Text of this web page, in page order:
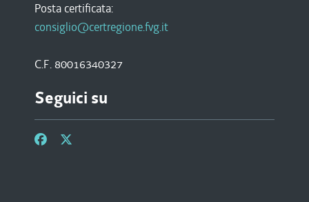
Posta certificata:
consiglio@certregione.fvg.it
C.F. 80016340327
Seguici su